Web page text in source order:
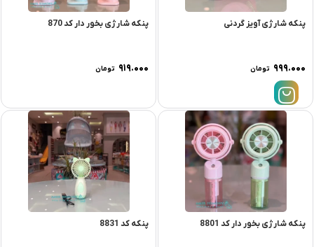
پنکه شارژی آویز گردنی
۹۹۹.۰۰۰ تومان
پنکه شارژی بخور دار کد 870
۹۱۹.۰۰۰ تومان
پنکه شارژی بخور دار کد 8801 پنکه کد 8831